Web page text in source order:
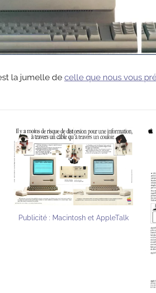
la jumelle decelle que nous vous
Publicité : Macintosh et AppleTalk